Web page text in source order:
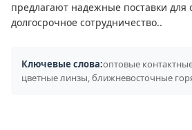
предлагают надежные поставки для
долгосрочное сотрудничество..
Ключевые слова:оптовые
цветные линзы, ближневосточные